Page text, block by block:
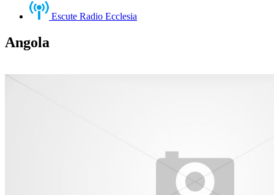
Escute Radio Ecclesia
Angola